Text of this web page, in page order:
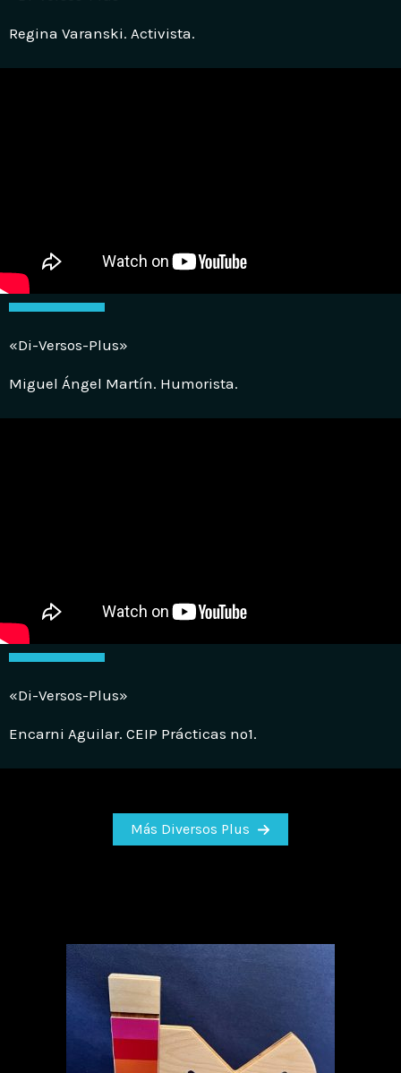
Regina Varanski. Activista.
«Di-Versos-Plus»
Miguel Ángel Martín. Humorista.
«Di-Versos-Plus»
Encarni Aguilar. CEIP Prácticas nº1.
Más Diversos Plus